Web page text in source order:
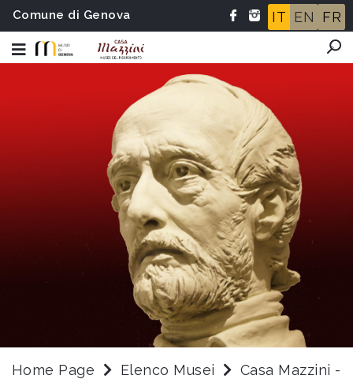
Comune di Genova IT EN FR
Home Page Elenco Musei
Casa Mazzini -